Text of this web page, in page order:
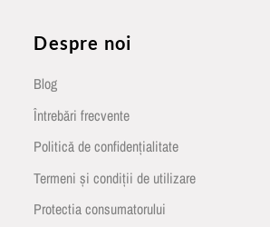
Despre noi
Blog
Întrebări frecvente
Politică de confidențialitate
Termeni și condiții de utilizare
Protectia consumatorului